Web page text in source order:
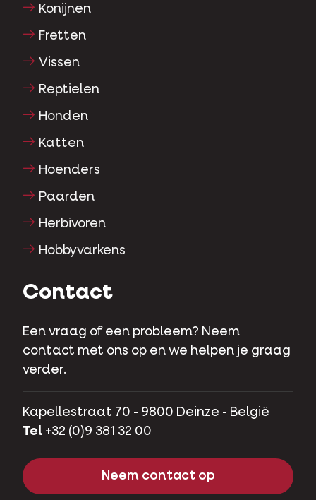
Konijnen
Fretten
Vissen
Reptielen
Honden
Katten
Hoenders
Paarden
Herbivoren
Hobbyvarkens
Contact
Een vraag of een probleem? Neem
contact met ons op en we helpen je graag
verder.
Kapellestraat 70 - 9800 Deinze - België
Tel +32 (0)9 381 32 00
Neem contact op